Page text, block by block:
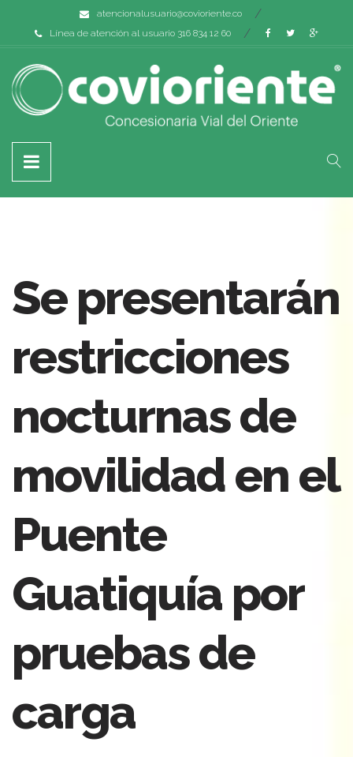
atencionalusuario@covioriente.co
Línea de atención al usuario 316 834 12 60
Se presentarán
restricciones
nocturnas de
movilidad en el
Puente
Guatiquía por
pruebas de
carga